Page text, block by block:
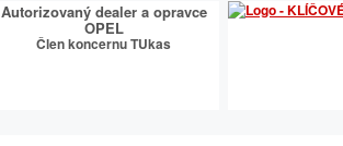
Autorizovaný dealer a opravce
OPEL
Člen koncernu TUkas